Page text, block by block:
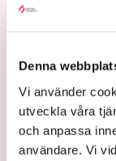
Denna
Vi använder
utveckla våra
och anpassa
användare. Vi
efter att